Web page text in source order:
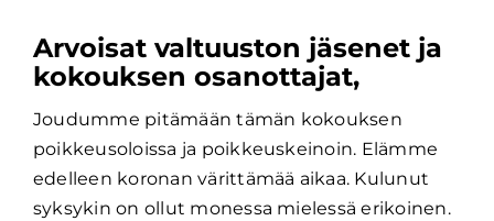
Arvoisat valtuuston jäsenet ja
kokouksen osanottajat,
Joudumme pitämään tämän kokouksen
poikkeusoloissa ja poikkeuskeinoin. Elämme
edelleen koronan värittämää aikaa. Kulunut
syksykin on ollut monessa mielessä erikoinen.